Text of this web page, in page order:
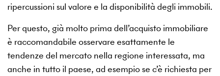
ripercussioni sul valore e la disponibilità degli immobili.
Per questo, già molto prima dell’acquisto immobiliare
è raccomandabile osservare esattamente le
tendenze del mercato nella regione interessata, ma
anche in tutto il paese, ad esempio se c’è richiesta per